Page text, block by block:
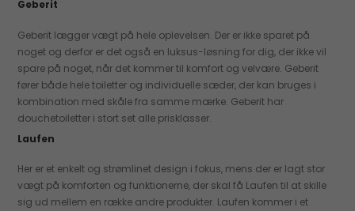
Geberit
Geberit lægger vægt på hele oplevelsen. Der er ikke sparet på
noget og derfor er det også en luksus-løsning for dig, der ikke vil
spare på noget, når det kommer til komfort og velvære. Geberit
fører både hele toiletter og individuelle sæder, der kan bruges i
kombination med skåle fra samme mærke. Geberit har
douchetoiletter i stort set alle prisklasser.
Laufen
Her er et enkelt og strømlinet design i fokus, mens der er lagt stor
vægt på komforten og funktionerne, der skal få Laufen til at skille
sig ud mellem en række andre produkter. Laufen kommer i et